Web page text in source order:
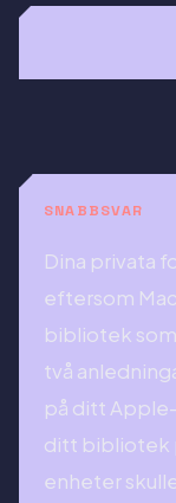
SNABBSVAR
Dina privata
eftersom
bibliotek som
två
på ditt
ditt bibliotek
enheter